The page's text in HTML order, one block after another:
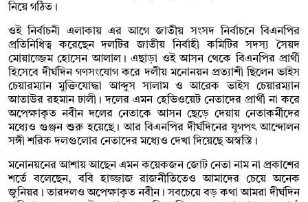
নিয়ে গঠিত।
ওই নির্বাচনী এলাকায় এর আগে জাতীয় সংসদ নির্বাচনে বিএনপির
প্রতিনিধিত্ব করেছেন দলটির জাতীয় নির্বাহী কমিটির সদস্য সৈয়দ
মোয়াজ্জেম হোসেন আলাল। এছাড়া ওই আসন থেকে বিএনপির প্রার্থী
হিসেবে দীর্ঘদিন গণসংযোগ করে দলীয় মনোনয়ন প্রত্যাশী ছিলেন ভাইস
চেয়ারম্যান মুক্তিযোদ্ধা আব্দুস সালাম ও আরেক ভাইস চেয়ারম্যান
আতাউর রহমান ঢালী। দলের এমন হেভিওয়েট নেতাদের প্রার্থী না করে
অপেক্ষাকৃত নবীন দলের নেতাকে আসন ছেড়ে দেয়ায় নেতাকর্মীদের
মধ্যেও গুঞ্জন শুরু হয়েছে। আর বিএনপির দীর্ঘদিনের যুগপৎ আন্দোলন
সঙ্গী শরিক দলগুলোর নেতাদের মধ্যেও দেখা দিয়েছে অস্বস্তি।
মনোনয়নের আশায় আছেন এমন কয়েকজন জোট নেতা নাম না প্রকাশের
শর্তে বলেছেন, ববি হাজ্জাজ রাজনীতিতেও আমাদের চেয়ে অনেক
জুনিয়র। তারদলও অপেক্ষাকৃত নবীন। সবচেয়ে বড় কথা আমরা দীর্ঘদিন